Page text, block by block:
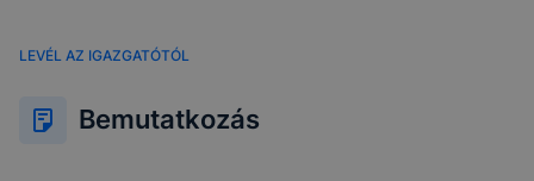
LEVÉL AZ IGAZGATÓTÓL
Bemutatkozás